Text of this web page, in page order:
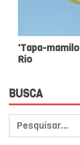
'Tapa-
Rio
BUSCA